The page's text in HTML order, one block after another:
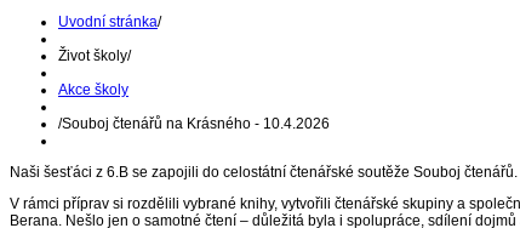
Uvodní stránka/
Život školy/
Akce školy
/Souboj čtenářů na Krásného - 10.4.2026
Naši šesťáci z 6.B se zapojili do celostátní čtenářské soutěže Souboj čtenářů.
V rámci příprav si rozdělili vybrané knihy, vytvořili čtenářské skupiny a
Berana. Nešlo jen o samotné čtení – důležitá byla i spolupráce, sdílení